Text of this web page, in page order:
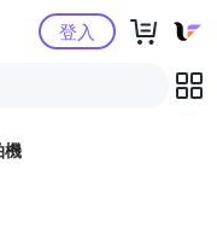
物中心登入
機